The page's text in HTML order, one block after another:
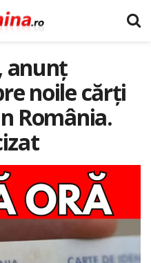
anunț
noile cărți
România.